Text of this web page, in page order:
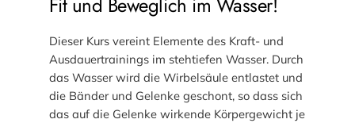
Dieser Kurs vereint Elemente des Kraft- und
Ausdauertrainings im stehtiefen Wasser. Durch
das Wasser wird die Wirbelsäule entlastet und
die Bänder und Gelenke geschont, so dass sich
das auf die Gelenke wirkende Körpergewicht je